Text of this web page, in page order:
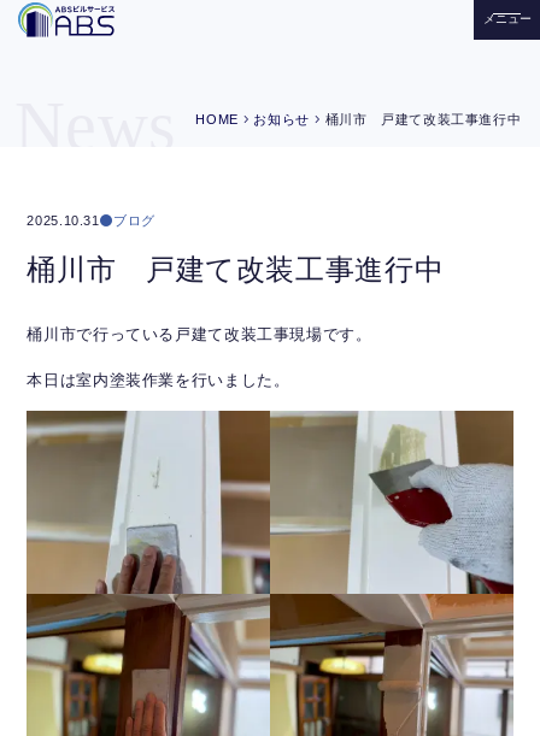
メニュー
HOME chevron_right お知らせ chevron_right 桶川市 戸建て改装工事進行中
2025.10.31 ブログ
桶川市 戸建て改装工事進行中
桶川市で行っている戸建て改装工事現場です。
本日は室内塗装作業を行いました。